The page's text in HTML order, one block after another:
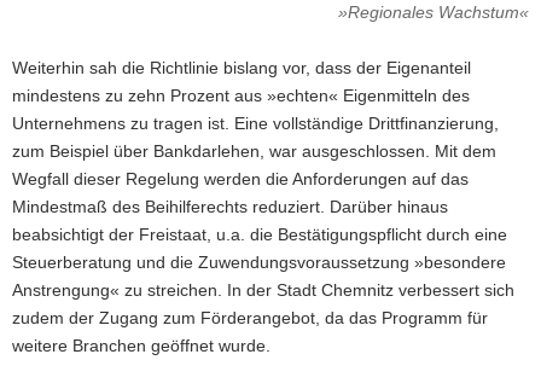
»Regionales Wachstum«
Weiterhin sah die Richtlinie bislang vor, dass der Eigenanteil
mindestens zu zehn Prozent aus »echten« Eigenmitteln des
Unternehmens zu tragen ist. Eine vollständige Drittfinanzierung,
zum Beispiel über Bankdarlehen, war ausgeschlossen. Mit dem
Wegfall dieser Regelung werden die Anforderungen auf das
Mindestmaß des Beihilferechts reduziert. Darüber hinaus
beabsichtigt der Freistaat, u.a. die Bestätigungspflicht durch eine
Steuerberatung und die Zuwendungsvoraussetzung »besondere
Anstrengung« zu streichen. In der Stadt Chemnitz verbessert sich
zudem der Zugang zum Förderangebot, da das Programm für
weitere Branchen geöffnet wurde.